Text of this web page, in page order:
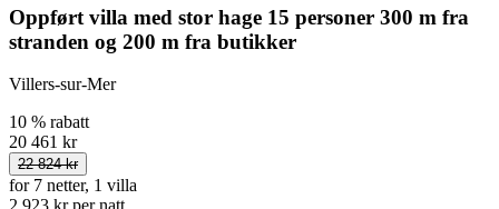
Oppført villa med stor hage 15 personer 300 m fra
stranden og 200 m fra butikker
Villers-sur-Mer
10 % rabatt
20 461 kr
22 824 kr
for 7 netter, 1 villa